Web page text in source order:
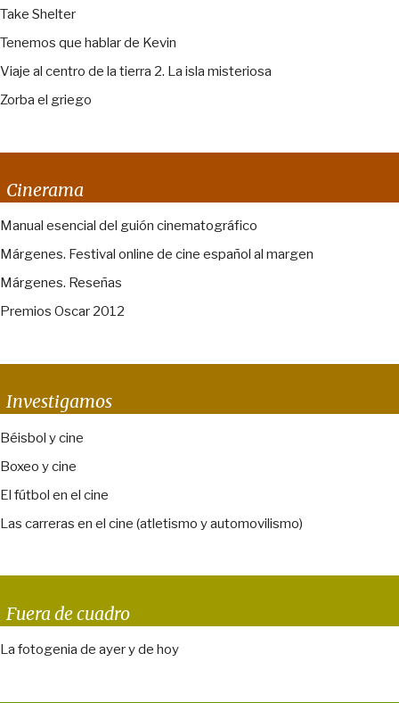
Take Shelter
Tenemos que hablar de Kevin
Viaje al centro de la tierra 2. La isla misteriosa
Zorba el griego
Cinerama
Manual esencial del guión cinematográfico
Márgenes. Festival online de cine español al margen
Márgenes. Reseñas
Premios Oscar 2012
Investigamos
Béisbol y cine
Boxeo y cine
El fútbol en el cine
Las carreras en el cine (atletismo y automovilismo)
Fuera de cuadro
La fotogenia de ayer y de hoy